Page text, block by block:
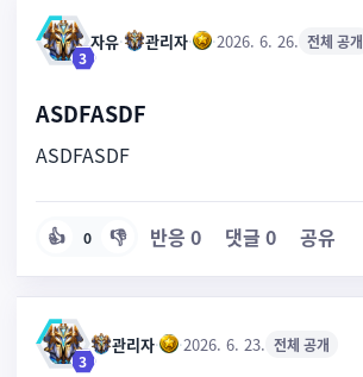
3
자유· 관리자· ·2026. 6. 26. 전체 공개
ASDFASDF
ASDFASDF
👍 0 👎 반응 0 댓글 0 공유
3
관리자· ·2026. 6. 23. 전체 공개